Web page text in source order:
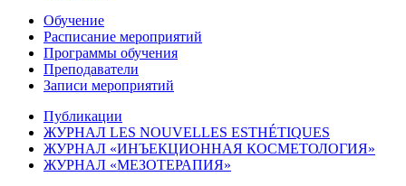
Обучение
Расписание мероприятий
Программы обучения
Преподаватели
Записи мероприятий
Публикации
ЖУРНАЛ LES NOUVELLES ESTHÉTIQUES
ЖУРНАЛ «ИНЪЕКЦИОННАЯ КОСМЕТОЛОГИЯ»
ЖУРНАЛ «МЕЗОТЕРАПИЯ»